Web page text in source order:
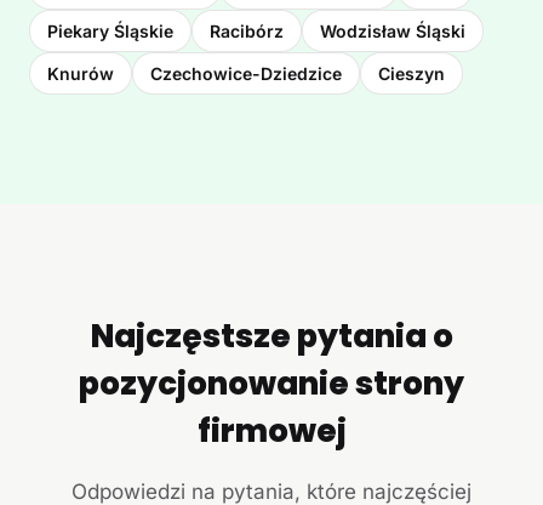
Piekary Śląskie Racibórz Wodzisław Śląski
Knurów Czechowice-Dziedzice Cieszyn
Najczęstsze pytania o
pozycjonowanie strony
firmowej
Odpowiedzi na pytania, które najczęściej